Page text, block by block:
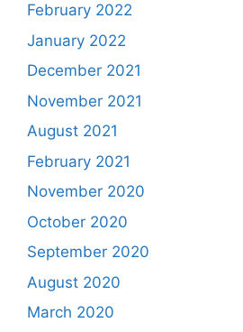
February 2022
January 2022
December 2021
November 2021
August 2021
February 2021
November 2020
October 2020
September 2020
August 2020
March 2020